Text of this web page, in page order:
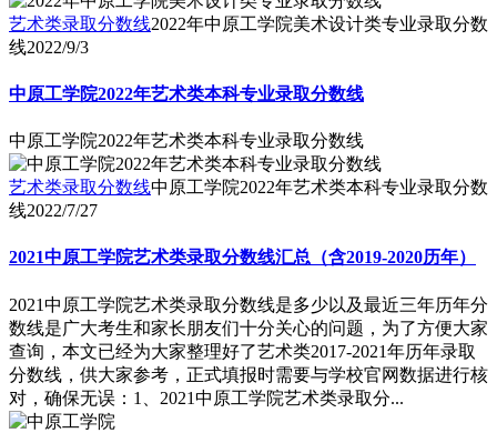
艺术类录取分数线2022年中原工学院美术设计类专业录取分数
线2022/9/3
中原工学院2022年艺术类本科专业录取分数线
中原工学院2022年艺术类本科专业录取分数线
艺术类录取分数线中原工学院2022年艺术类本科专业录取分数
线2022/7/27
2021中原工学院艺术类录取分数线汇总（含2019-2020历年）
2021中原工学院艺术类录取分数线是多少以及最近三年历年分
数线是广大考生和家长朋友们十分关心的问题，为了方便大家
查询，本文已经为大家整理好了艺术类2017-2021年历年录取
分数线，供大家参考，正式填报时需要与学校官网数据进行核
对，确保无误：1、2021中原工学院艺术类录取分...